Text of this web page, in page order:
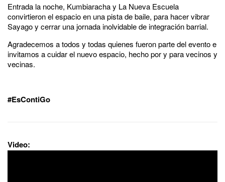
Entrada la noche, Kumbiaracha y La Nueva Escuela
convirtieron el espacio en una pista de baile, para hacer vibrar
Sayago y cerrar una jornada inolvidable de integración barrial.
Agradecemos a todos y todas quienes fueron parte del evento e
invitamos a cuidar el nuevo espacio, hecho por y para vecinos y
vecinas.
#EsContiGo
Video: